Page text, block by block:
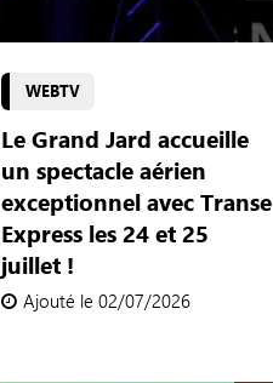
WEBTV
Le Grand Jard accueille
un spectacle aérien
exceptionnel avec Transe
Express les 24 et 25
juillet !
Ajouté le 02/07/2026